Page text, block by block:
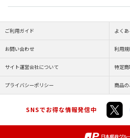
ご利用ガイド よく
お問い合わせ 利用
サイト運営会社について 特定
プライバシーポリシー 商品
SNSでお得な情報発信中